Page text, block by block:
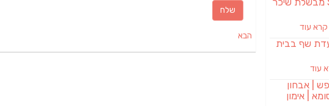
הבא
קרא עוד
שף בבית
עוד
| אבחון
| אימון